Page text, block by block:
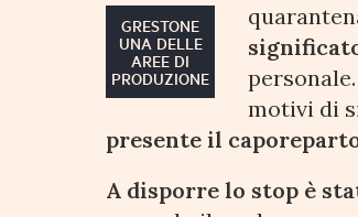
GRESTONE
UNA DELLE
AREE DI
PRODUZIONE
motivi di
presente il
A disporre lo stop è